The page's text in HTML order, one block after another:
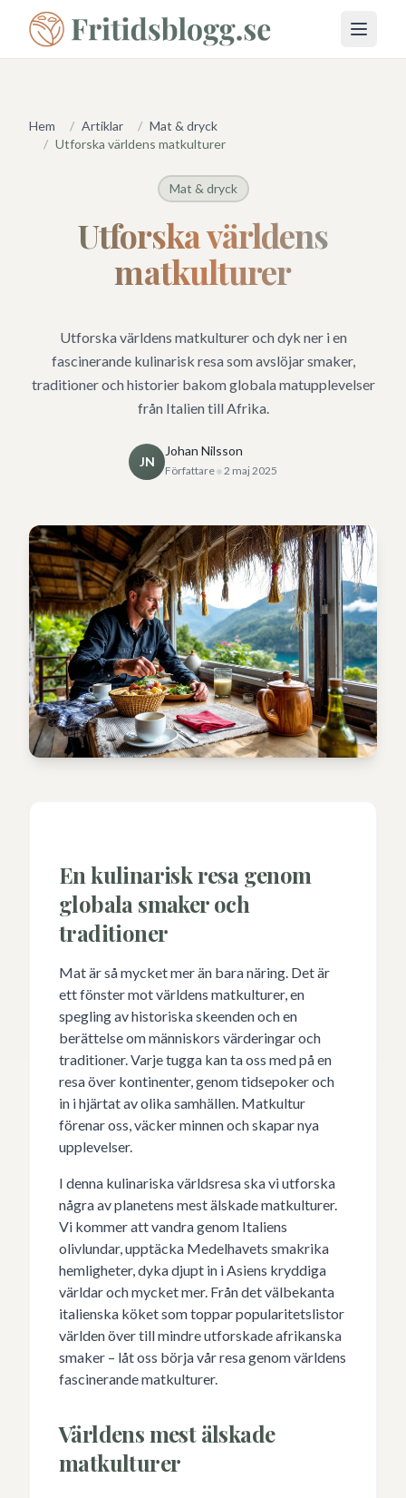
Öppna
Hem / Artiklar / Mat & dryck
/ Utforska världens matkulturer
Mat & dryck
Utforska världens
matkulturer
Utforska världens matkulturer och dyk ner i en
fascinerande kulinarisk resa som avslöjar smaker,
traditioner och historier bakom globala matupplevelser
från Italien till Afrika.
JN
Johan Nilsson
Författare•2 maj 2025
En kulinarisk resa genom
globala smaker och
traditioner
Mat är så mycket mer än bara näring. Det är
ett fönster mot världens matkulturer, en
spegling av historiska skeenden och en
berättelse om människors värderingar och
traditioner. Varje tugga kan ta oss med på en
resa över kontinenter, genom tidsepoker och
in i hjärtat av olika samhällen. Matkultur
förenar oss, väcker minnen och skapar nya
upplevelser.
I denna kulinariska världsresa ska vi utforska
några av planetens mest älskade matkulturer.
Vi kommer att vandra genom Italiens
olivlundar, upptäcka Medelhavets smakrika
hemligheter, dyka djupt in i Asiens kryddiga
världar och mycket mer. Från det välbekanta
italienska köket som toppar popularitetslistor
världen över till mindre utforskade afrikanska
smaker – låt oss börja vår resa genom världens
fascinerande matkulturer.
Världens mest älskade
matkulturer